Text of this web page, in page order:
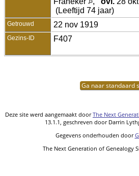
(Leeftijd 74 jaar)
Getrouwd 22 nov 1919
Gezins-ID F407
Ga naar standaard
Deze site werd aangemaakt doorThe Next
13.1.1, geschreven door Darrin
Gegevens onderhouden door
The Next Generation of Genealogy